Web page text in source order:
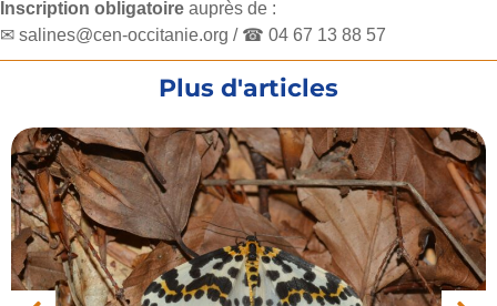
Inscription obligatoire auprès de :
✉ salines@cen-occitanie.org / ☎ 04 67 13 88 57
Plus d'articles